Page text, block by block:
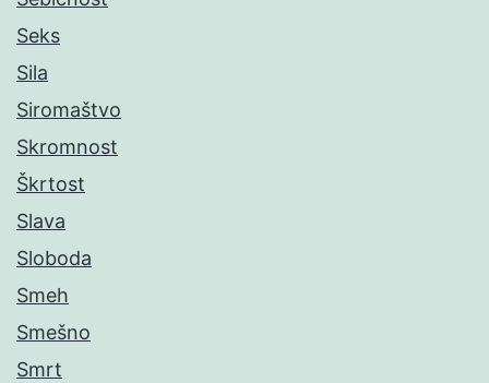
Seks
Sila
Siromaštvo
Skromnost
Škrtost
Slava
Sloboda
Smeh
Smešno
Smrt